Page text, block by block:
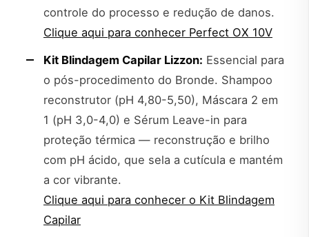
controle do processo e redução de danos.
Clique aqui para conhecer Perfect OX 10V
Kit Blindagem Capilar Lizzon: Essencial para
o pós-procedimento do Bronde. Shampoo
reconstrutor (pH 4,80-5,50), Máscara 2 em
1 (pH 3,0-4,0) e Sérum Leave-in para
proteção térmica — reconstrução e brilho
com pH ácido, que sela a cutícula e mantém
a cor vibrante.
Clique aqui para conhecer o Kit Blindagem
Capilar